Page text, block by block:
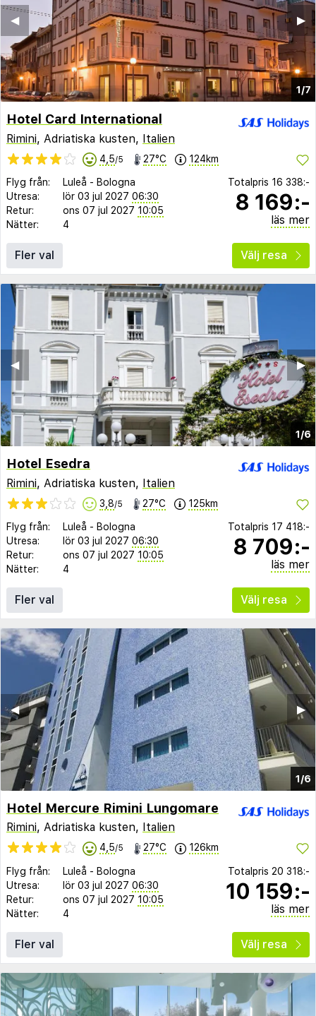
1/7
▶︎
◀︎
Hotel Card International
Rimini, Adriatiska kusten, Italien
4,5/5 27°C 124km
Flyg från: Luleå - Bologna
Utresa:
lör 03 jul 2027 06:30
Retur:
ons 07 jul 2027 10:05
Nätter:
4
Totalpris 16 338:-
8 169:-
läs mer
Fler val Välj resa
1/6
▶︎
◀︎
Hotel Esedra
Rimini, Adriatiska kusten, Italien
3,8/5 27°C 125km
Flyg från: Luleå - Bologna
Utresa:
lör 03 jul 2027 06:30
Retur:
ons 07 jul 2027 10:05
Nätter:
4
Totalpris 17 418:-
8 709:-
läs mer
Fler val Välj resa
1/6
▶︎
◀︎
Hotel Mercure Rimini Lungomare
Rimini, Adriatiska kusten, Italien
4,5/5 27°C 126km
Flyg från: Luleå - Bologna
Utresa:
lör 03 jul 2027 06:30
Retur:
ons 07 jul 2027 10:05
Nätter:
4
Totalpris 20 318:-
10 159:-
läs mer
Fler val Välj resa